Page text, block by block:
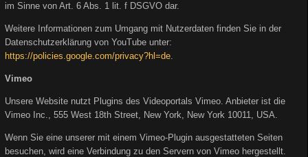
im Sinne von Art. 6 Abs. 1 lit. f DSGVO dar.
Weitere Informationen zum Umgang mit Nutzerdaten finden Sie in der
Datenschutzerklärung von YouTube unter:
https://policies.google.com/privacy?hl=de
Vimeo
Unsere Website nutzt Plugins des Videoportals Vimeo. Anbieter ist die
Vimeo Inc., 555 West 18th Street, New York, New York 10011, USA.
Wenn Sie eine unserer mit einem Vimeo-Plugin ausgestatteten Seiten
besuchen, wird eine Verbindung zu den Servern von Vimeo hergestellt.